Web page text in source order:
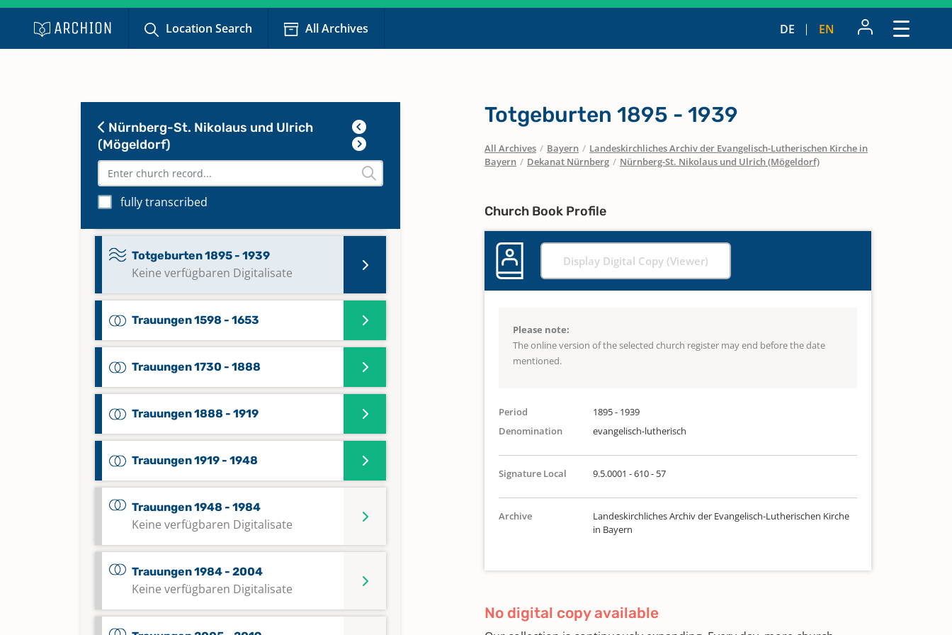
Location Search All Archives DE EN
Nürnberg-St. Nikolaus und Ulrich
(Mögeldorf)
fully transcribed
Taufen 1993 - 2020
Keine verfügbaren Digitalisate
Totgeburten 1889 - 1933
Keine verfügbaren Digitalisate
Totgeburten 1895 - 1939
Keine verfügbaren Digitalisate
Trauungen 1598 - 1653
Trauungen 1730 - 1888
Trauungen 1888 - 1919
Trauungen 1919 - 1948
Trauungen 1948 - 1984
Keine verfügbaren Digitalisate
Trauungen 1984 - 2004
Keine verfügbaren Digitalisate
Totgeburten 1895 - 1939
All Archives / Bayern / Landeskirchliches Archiv der Evangelisch-Lutherischen Kirche in
Bayern / Dekanat Nürnberg / Nürnberg-St. Nikolaus und Ulrich (Mögeldorf)
Church Book Profile
Display Digital Copy (Viewer)
Please note:
The online version of the selected church register may end before the date
mentioned.
Period
1895 - 1939
Denomination
evangelisch-lutherisch
Signature Local 9.5.0001 - 610 - 57
Archive
Landeskirchliches Archiv der Evangelisch-Lutherischen Kirche
in Bayern
No digital copy available